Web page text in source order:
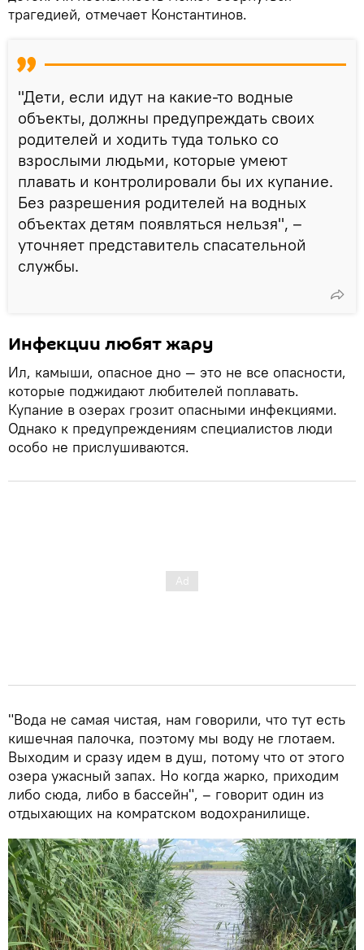
трагедией, отмечает Константинов.
"Дети, если идут на какие-то водные
объекты, должны предупреждать своих
родителей и ходить туда только со
взрослыми людьми, которые умеют
плавать и контролировали бы их купание.
Без разрешения родителей на водных
объектах детям появляться нельзя", –
уточняет представитель спасательной
службы.
Инфекции любят жару
Ил, камыши, опасное дно — это не все опасности,
которые поджидают любителей поплавать.
Купание в озерах грозит опасными инфекциями.
Однако к предупреждениям специалистов люди
особо не прислушиваются.
"Вода не самая чистая, нам говорили, что тут есть
кишечная палочка, поэтому мы воду не глотаем.
Выходим и сразу идем в душ, потому что от этого
озера ужасный запах. Но когда жарко, приходим
либо сюда, либо в бассейн", – говорит один из
отдыхающих на комратском водохранилище.